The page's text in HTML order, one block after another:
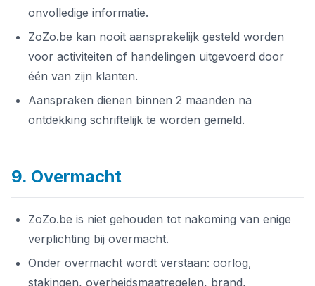
onvolledige informatie.
ZoZo.be kan nooit aansprakelijk gesteld worden
voor activiteiten of handelingen uitgevoerd door
één van zijn klanten.
Aanspraken dienen binnen 2 maanden na
ontdekking schriftelijk te worden gemeld.
9. Overmacht
ZoZo.be is niet gehouden tot nakoming van enige
verplichting bij overmacht.
Onder overmacht wordt verstaan: oorlog,
stakingen, overheidsmaatregelen, brand,